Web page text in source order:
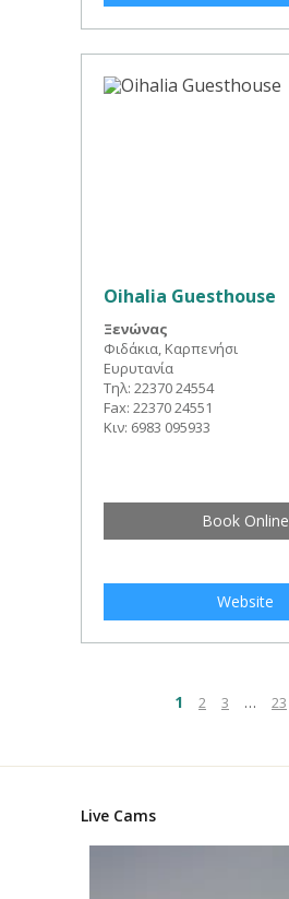
Oihalia Guesthouse
Ξενώνας
Φιδάκια, Καρπενήσι
Ευρυτανία
Τηλ: 22370 24554
Fax: 22370 24551
Κιν: 6983 095933
Book Online
Website
1 2 3 … 23
Live Cams